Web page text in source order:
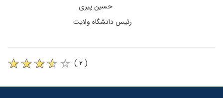
حسین پیری
رئیس دانشگاه ولایت
( ۲ )